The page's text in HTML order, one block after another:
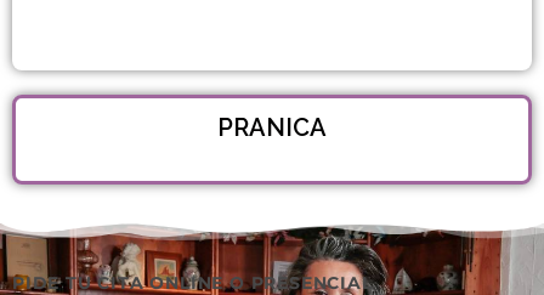
PRANICA
PIDE TU CITA ONLINE O PRESENCIAL